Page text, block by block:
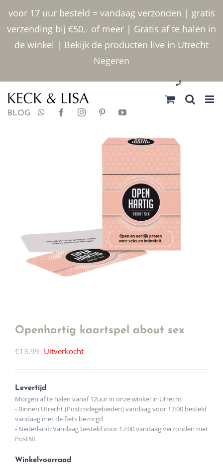
voor 17 uur besteld = vandaag verzonden | gratis
verzending bij €50,- of meer | Gratis af te halen in
de winkel | Bekijk de producten live in Utrecht
Negeren
inhoud
030 2400000
BLOG
Openhartig kaartspel about sex
€13,99 Uitverkocht
Levertijd
Morgen af te halen vanaf 12uur in onze winkel in Utrecht
- Binnen Utrecht (Postcodegebieden) vandaag voor 17:00 besteld
vandaag met de fiets bezorgd
- Nederland: Vandaag besteld voor 17:00 vandaag verzonden met
PostNL
Winkelvoorraad